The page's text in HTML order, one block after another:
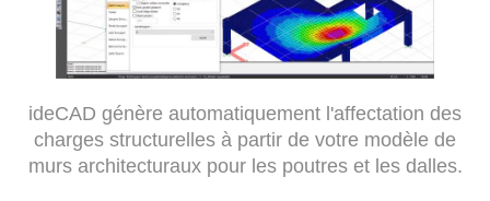
ideCAD génère automatiquement l'affectation des
charges structurelles à partir de votre modèle de
murs architecturaux pour les poutres et les dalles.